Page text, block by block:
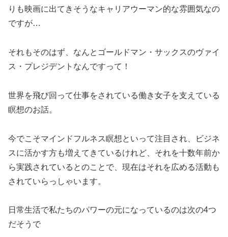
りも映画に出てきそうなキャリアウーマン的な雰囲気なの
ですが…
それもそのはず、なんとゴールドマン・サックスのヴァイ
ス・プレジデントなんですって！
世界を飛び回って仕事をされている働き女子を支えている
瞑想のお話。
今でこそマインドフルネス瞑想といって注目され、ビジネ
スに活かす方も増えてきているけれど、それを十数年前か
ら実践されているとのことで、現在はそれを広める活動も
されていらっしゃいます。
日常生活で私たちのパワーの元になっているのは次の4つ
だそうで